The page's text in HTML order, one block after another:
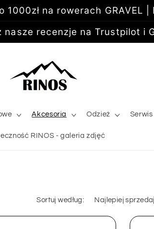
1000zł na rowerach GRAVEL
nasze recenzje na Trustpilot i
Akcesoria Odzież
RINOS - galeria zdjęć
Sortuj według: